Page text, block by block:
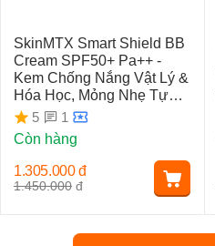
SkinMTX Smart Shield BB
Cream SPF50+ Pa++ -
Kem Chống Nắng Vật Lý &
Hóa Học, Mỏng Nhẹ Tự
Nhiên
5
1
Còn hàng
1.450.000 đ
1.305.000 đ